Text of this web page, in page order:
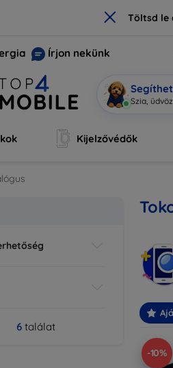
× Töltsd le
Írjon nekünk
M|
Kijelzővédők
6találat
-10%